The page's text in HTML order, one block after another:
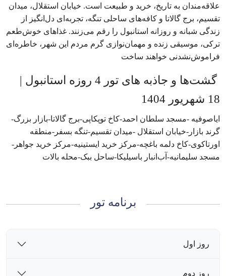
علاقه‌مندان به تاریخ، خرید و طبیعت است. خیابان استقلال، میدان
تقسیم، برج گالاتا و کافه‌های ساحلی تنگه، تجربه‌ای دل‌انگیز از
زندگی شبانه و روزانه استانبول را رقم می‌زنند. غذاهای خوش‌طعم
ترکی، موسیقی زنده و مهمان‌نوازی گرم مردم این شهر، خاطره‌ای
فراموش‌نشدنی خواهند ساخت
گشت‌ها و جاذبه های تور 4 روزه استانبول |
18 شهریور 1404
ایاصوفیه -مسجد سلطان احمد-کاخ توپکاپی-برج گالاتا-بازار بزرگ-
گرند بازار-خیابان استقلال -میدان تقسیم-تنگه بسفر-منطقه
اورتاکوی-کاخ دلمه باغچه-مرکز خرید ایستینیه-مرکز خرید جواهر-
مسجد سلیمانیه-آب‌انبار باسیلیکا-ساحل ببک-محله بالات
برنامه تور
روز اول
روز دوم